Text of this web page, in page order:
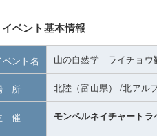
イベント基本情報
ベント名 山の自然学 ライチョウ
所 北陸（富山県） /北アル
催 モンベルネイチャートラ